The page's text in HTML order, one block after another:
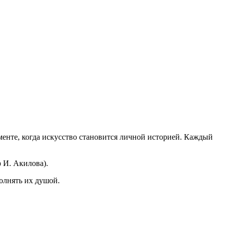
когда искусство становится личной историей. Каждый
И. Акилова).
их душой.